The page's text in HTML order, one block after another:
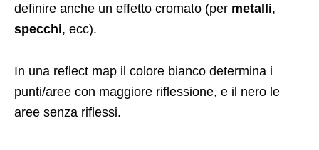
definire anche un effetto cromato (per metalli,
specchi, ecc).
In una reflect map il colore bianco determina i
punti/aree con maggiore riflessione, e il nero le
aree senza riflessi.